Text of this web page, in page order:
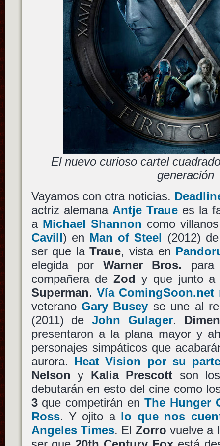
El nuevo curioso cartel
generación
Vayamos con otra noticias.
actriz alemana Antje Trauees la
a Michael Shannon como
Cavill) en Man of Steel (2012)
ser que laTraue, vista en
elegida por Warner Bros.
compañera deZod y que junto a
Superman. Vía ComingSoon.net
veterano Gary Busey se une al
(2011) deJohn Gulager.
presentaron a la plana mayor y
personajes simpáticos que
aurora. Heat Vision por su
Nelson y Kalia Prescott son
debutarán en esto del cine como
3que competirán enThe Hunger
Ross. Y ojito a lo que nos
Angeles Times. El Zorro vuelve a